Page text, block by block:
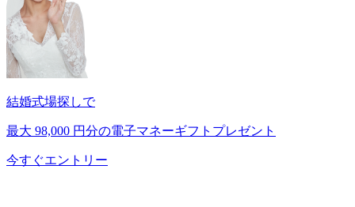
結婚式場探しで
最大 98,000 円分の電子マネーギフトプレゼント
今すぐエントリー